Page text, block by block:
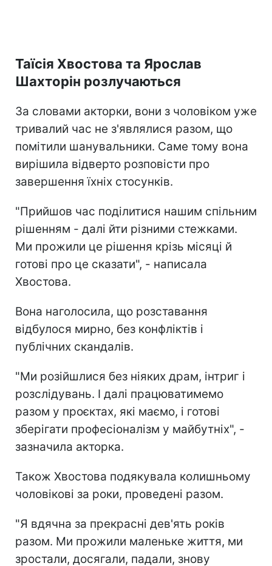
Таїсія Хвостова та Ярослав
Шахторін розлучаються
За словами акторки, вони з чоловіком уже
тривалий час не з'являлися разом, що
помітили шанувальники. Саме тому вона
вирішила відверто розповісти про
завершення їхніх стосунків.
"Прийшов час поділитися нашим спільним
рішенням - далі йти різними стежками.
Ми прожили це рішення крізь місяці й
готові про це сказати", - написала
Хвостова.
Вона наголосила, що розставання
відбулося мирно, без конфліктів і
публічних скандалів.
"Ми розійшлися без ніяких драм, інтриг і
розслідувань. І далі працюватимемо
разом у проєктах, які маємо, і готові
зберігати професіоналізм у майбутніх", -
зазначила акторка.
Також Хвостова подякувала колишньому
чоловікові за роки, проведені разом.
"Я вдячна за прекрасні дев'ять років
разом. Ми прожили маленьке життя, ми
зростали, досягали, падали, знову